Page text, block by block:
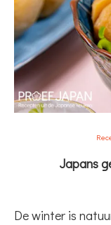
Japans
De winter is